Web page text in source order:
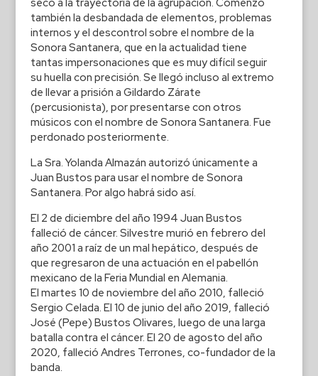
seco a la trayectoria de la agrupación. Comenzó
también la desbandada de elementos, problemas
internos y el descontrol sobre el nombre de la
Sonora Santanera, que en la actualidad tiene
tantas impersonaciones que es muy difícil seguir
su huella con precisión. Se llegó incluso al extremo
de llevar a prisión a Gildardo Zárate
(percusionista), por presentarse con otros
músicos con el nombre de Sonora Santanera. Fue
perdonado posteriormente.
La Sra. Yolanda Almazán autorizó únicamente a
Juan Bustos para usar el nombre de Sonora
Santanera. Por algo habrá sido así.
El 2 de diciembre del año 1994 Juan Bustos
falleció de cáncer. Silvestre murió en febrero del
año 2001 a raíz de un mal hepático, después de
que regresaron de una actuación en el pabellón
mexicano de la Feria Mundial en Alemania.
El martes 10 de noviembre del año 2010, falleció
Sergio Celada. El 10 de junio del año 2019, falleció
José (Pepe) Bustos Olivares, luego de una larga
batalla contra el cáncer. El 20 de agosto del año
2020, falleció Andres Terrones, co-fundador de la
banda.